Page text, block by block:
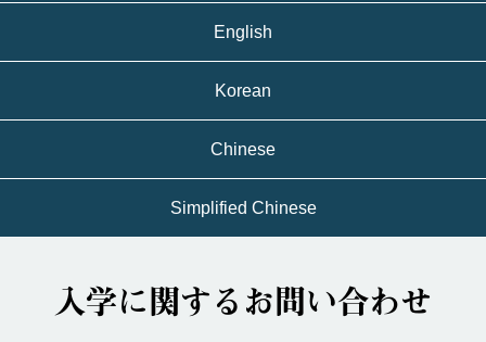
English
Korean
Chinese
Simplified Chinese
入学に関するお問い合わせ